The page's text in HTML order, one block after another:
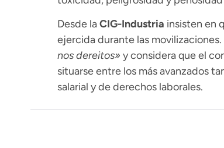
Desde laCIG-Industria insisten en
ejercida durante las
nos dereitos» y considera que el
situarse entre los más avanzados
salarial y de derechos laborales.